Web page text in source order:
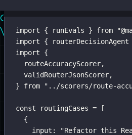
di
Valutazione
ciclo
veloce.
Fornisci
target,
casi
import { runEvals } from "
import {
import {
routeAccuracyScorer,
validRouterJsonScorer,
} from " ../scorers/route-
const routingCases = [
{
input : "Refactor this